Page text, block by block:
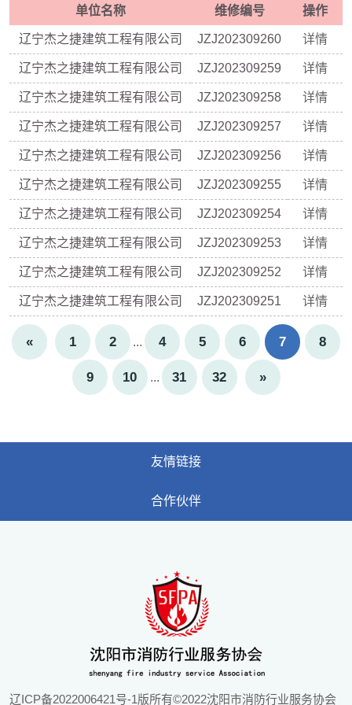
单位名称 维修编号 操作
辽宁杰之捷建筑工程有限公司 JZJ202309260 详情
辽宁杰之捷建筑工程有限公司 JZJ202309259 详情
辽宁杰之捷建筑工程有限公司 JZJ202309258 详情
辽宁杰之捷建筑工程有限公司 JZJ202309257 详情
辽宁杰之捷建筑工程有限公司 JZJ202309256 详情
辽宁杰之捷建筑工程有限公司 JZJ202309255 详情
辽宁杰之捷建筑工程有限公司 JZJ202309254 详情
辽宁杰之捷建筑工程有限公司 JZJ202309253 详情
辽宁杰之捷建筑工程有限公司 JZJ202309252 详情
辽宁杰之捷建筑工程有限公司 JZJ202309251 详情
« 1 2 ... 4 5 6 7 8
9 10 ... 31 32 »
友情链接
合作伙伴
辽ICP备2022006421号-1版所有©2022沈阳市消防行业服务协会